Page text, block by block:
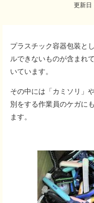
更新日
プラスチック容器包装と
ルできないものが含まれ
いています。
その中には「カミソリ」
別をする作業員のケガに
ます。